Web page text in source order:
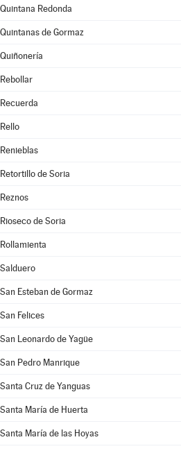
Quintana Redonda
Quintanas de Gormaz
Quiñonería
Rebollar
Recuerda
Rello
Renieblas
Retortillo de Soria
Reznos
Rioseco de Soria
Rollamienta
Salduero
San Esteban de Gormaz
San Felices
San Leonardo de Yagüe
San Pedro Manrique
Santa Cruz de Yanguas
Santa María de Huerta
Santa María de las Hoyas